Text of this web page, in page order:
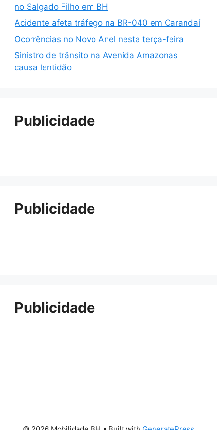
no Salgado Filho em BH
Acidente afeta tráfego na BR-040 em Carandaí
Ocorrências no Novo Anel nesta terça-feira
Sinistro de trânsito na Avenida Amazonas
causa lentidão
Publicidade
Publicidade
Publicidade